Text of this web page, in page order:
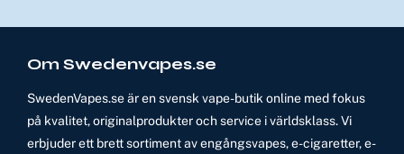
Om Swedenvapes.se
SwedenVapes.se är en svensk vape-butik online med fokus
på kvalitet, originalprodukter och service i världsklass. Vi
erbjuder ett brett sortiment av engångsvapes, e-cigaretter, e-